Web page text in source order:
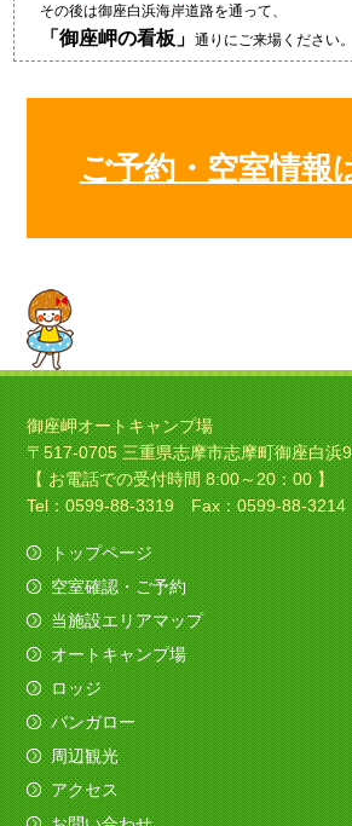
その後は御座白浜海岸道路を通って、
「 御座岬の看板 」 通りにご来場ください。
狼のイラストの入ったワンポ
春キャンプの季節ですね！
暖かくなってきましたね！春
キャンプにいい季節ですね！
ソロキャンプの季節ですね！
今日は素敵なバイクのお客様がみえました、寒
も吹き飛ばしてくれました。
（すべてを赤色でコーディネイト！いいですね
～）
ご予約・空室情報
御座岬オートキャンプ場
〒517-0705 三重県志摩市志摩町御座白浜
【 お電話での受付時間 8:00～20：00 】
Tel：0599-88-3319 Fax：0599-88-3214
トップページ
空室確認・ご予約
当施設エリアマップ
オートキャンプ場
ロッジ
バンガロー
周辺観光
アクセス